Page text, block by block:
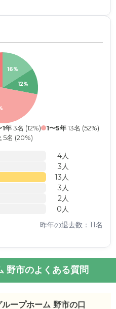
16%
12%
年3名 (12%) 1〜5年13名 (52%)
5名 (20%)
4人
3人
13人
3人
2人
0人
昨年の退去数：11名
野市のよくある質問
ループホーム 野市の口